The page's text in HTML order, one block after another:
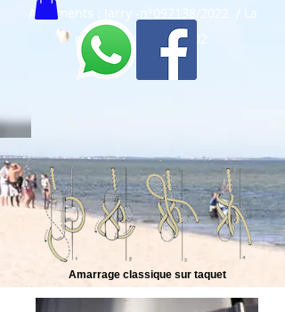
Agréments : Jarry -n°097138/2022 / La
marina -n°097142/202
Amarrage classique sur taquet